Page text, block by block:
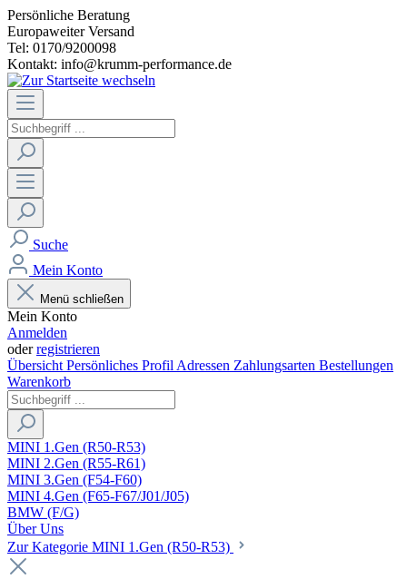
Persönliche Beratung
Europaweiter Versand
Tel: 0170/9200098
Kontakt: info@krumm-performance.de
Suche
Mein Konto
Menü schließen
Mein Konto
Anmelden
oderregistrieren
Übersicht Persönliches Profil Adressen Zahlungsarten Bestellungen
Warenkorb
MINI 1.Gen (R50-R53)
MINI 2.Gen (R55-R61)
MINI 3.Gen (F54-F60)
MINI 4.Gen (F65-F67/J01/J05)
BMW (F/G)
Über Uns
Zur Kategorie MINI 1.Gen (R50-R53)